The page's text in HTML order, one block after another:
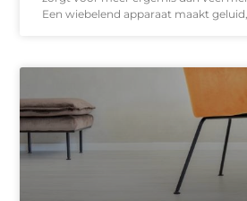
Een wiebelend apparaat maakt